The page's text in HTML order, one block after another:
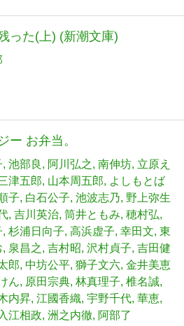
った(上) (新潮文庫)
ー お弁当。
池部良 阿川弘之 南伸坊 立原え
津五郎 山本周五郎
よしもとば
子 白石公子 池波志乃 野上弥生
吉川英治 筒井ともみ 穂村弘
杉浦日向子 高浜虚子 幸田文 東
泉昌之 吉村昭 沢村貞子 吉田健
郎 中坊公平 獅子文六 金井美恵
ん 原田宗典 林真理子 椎名誠
内昇 江國香織 宇野千代 華恵
入江相政 洲之内徹 阿部了